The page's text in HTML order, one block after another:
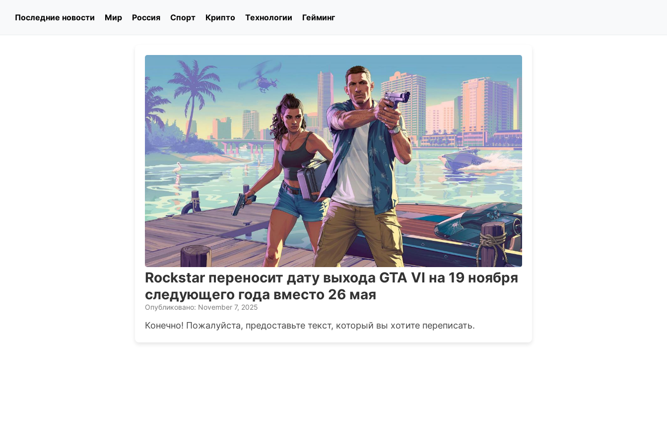
Последние новости Мир Россия Спорт Крипто Технологии Гейминг
Rockstar переносит дату выхода GTA VI на 19 ноября
следующего года вместо 26 мая
Опубликовано: November 7, 2025
Конечно! Пожалуйста, предоставьте текст, который вы хотите переписать.